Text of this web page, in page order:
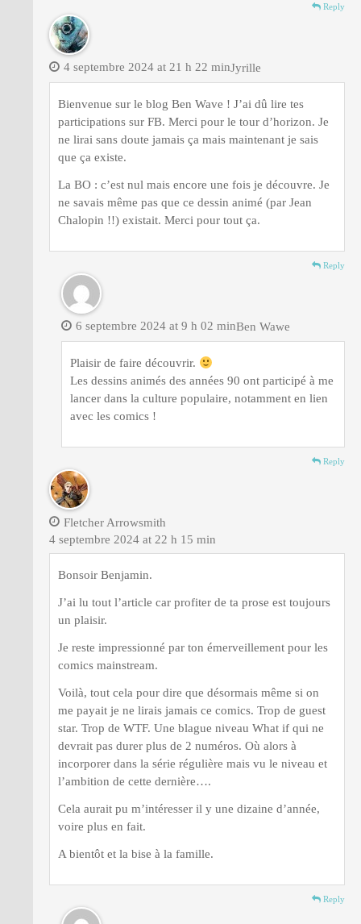
Reply
Jyrille
4 septembre 2024 at 21 h 22 min
Bienvenue sur le blog Ben Wave ! J’ai dû lire tes
participations sur FB. Merci pour le tour d’horizon. Je
ne lirai sans doute jamais ça mais maintenant je sais
que ça existe.
La BO : c’est nul mais encore une fois je découvre. Je
ne savais même pas que ce dessin animé (par Jean
Chalopin !!) existait. Merci pour tout ça.
Reply
Ben Wawe
6 septembre 2024 at 9 h 02 min
Plaisir de faire découvrir.
Les dessins animés des années 90 ont participé à me
lancer dans la culture populaire, notamment en lien
avec les comics !
Reply
Fletcher Arrowsmith
4 septembre 2024 at 22 h 15 min
Bonsoir Benjamin.
J’ai lu tout l’article car profiter de ta prose est toujours
un plaisir.
Je reste impressionné par ton émerveillement pour les
comics mainstream.
Voilà, tout cela pour dire que désormais même si on
me payait je ne lirais jamais ce comics. Trop de guest
star. Trop de WTF. Une blague niveau What if qui ne
devrait pas durer plus de 2 numéros. Où alors à
incorporer dans la série régulière mais vu le niveau et
l’ambition de cette dernière….
Cela aurait pu m’intéresser il y une dizaine d’année,
voire plus en fait.
A bientôt et la bise à la famille.
Reply